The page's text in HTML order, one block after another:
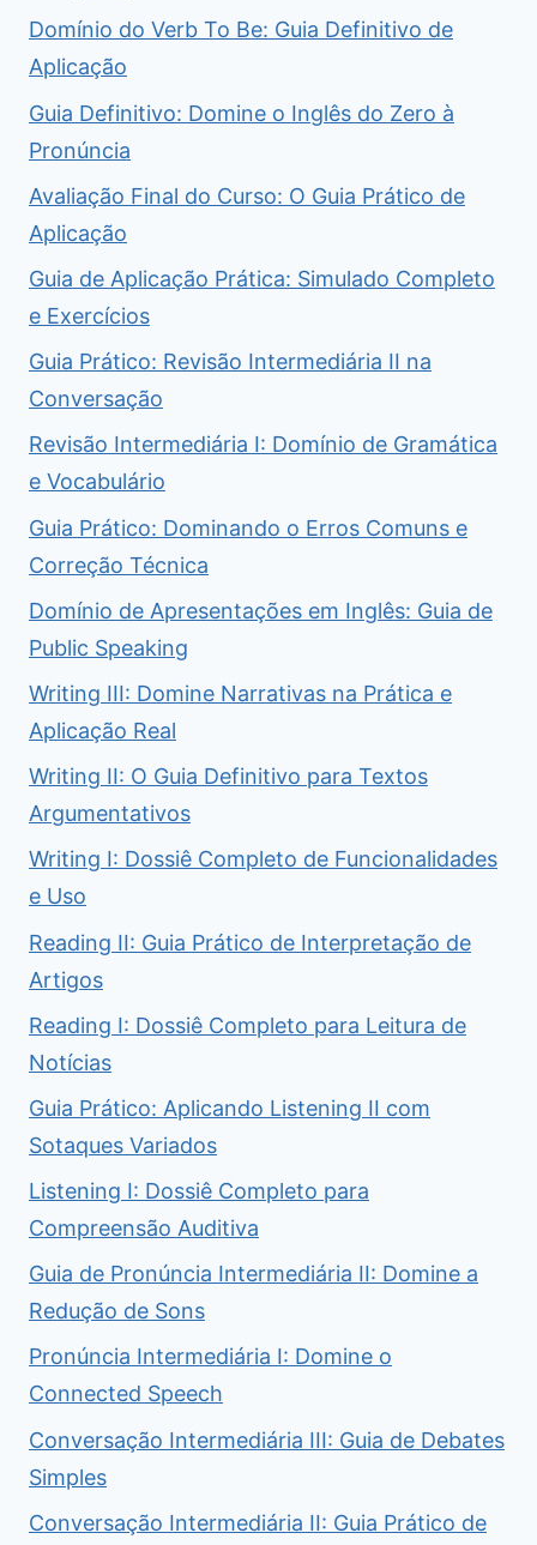
Domínio do Verb To Be: Guia Definitivo de
Aplicação
Guia Definitivo: Domine o Inglês do Zero à
Pronúncia
Avaliação Final do Curso: O Guia Prático de
Aplicação
Guia de Aplicação Prática: Simulado Completo
e Exercícios
Guia Prático: Revisão Intermediária II na
Conversação
Revisão Intermediária I: Domínio de Gramática
e Vocabulário
Guia Prático: Dominando o Erros Comuns e
Correção Técnica
Domínio de Apresentações em Inglês: Guia de
Public Speaking
Writing III: Domine Narrativas na Prática e
Aplicação Real
Writing II: O Guia Definitivo para Textos
Argumentativos
Writing I: Dossiê Completo de Funcionalidades
e Uso
Reading II: Guia Prático de Interpretação de
Artigos
Reading I: Dossiê Completo para Leitura de
Notícias
Guia Prático: Aplicando Listening II com
Sotaques Variados
Listening I: Dossiê Completo para
Compreensão Auditiva
Guia de Pronúncia Intermediária II: Domine a
Redução de Sons
Pronúncia Intermediária I: Domine o
Connected Speech
Conversação Intermediária III: Guia de Debates
Simples
Conversação Intermediária II: Guia Prático de